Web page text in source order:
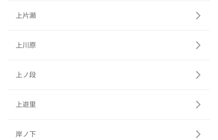
上片瀬
上川原
上ノ段
上遊里
岸ノ下